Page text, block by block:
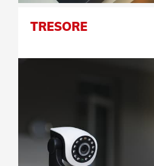
TRESORE